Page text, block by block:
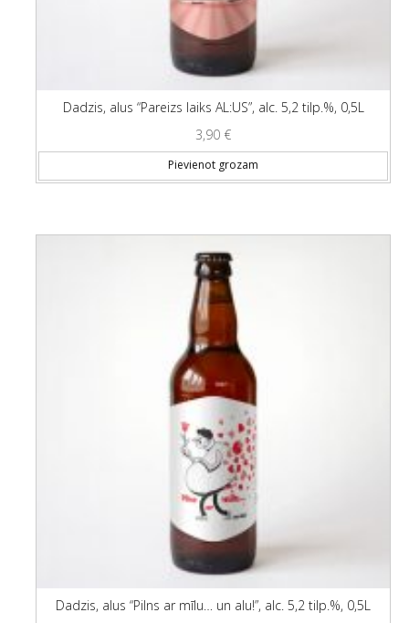
Dadzis, alus “Pareizs laiks AL:US”, alc. 5,2 tilp.%, 0,5L
3,90 €
Pievienot grozam
Dadzis, alus “Pilns ar mīlu… un alu!”, alc. 5,2 tilp.%, 0,5L